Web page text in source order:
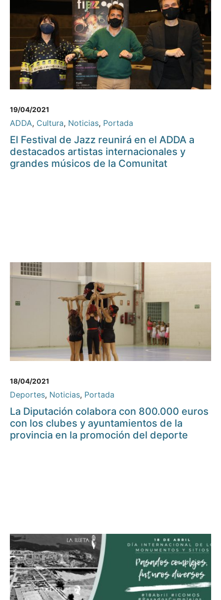
19/04/2021
ADDA, Cultura, Noticias, Portada
El Festival de Jazz reunirá en el ADDA a
destacados artistas internacionales y
grandes músicos de la Comunitat
18/04/2021
Deportes, Noticias, Portada
La Diputación colabora con 800.000 euros
con los clubes y ayuntamientos de la
provincia en la promoción del deporte